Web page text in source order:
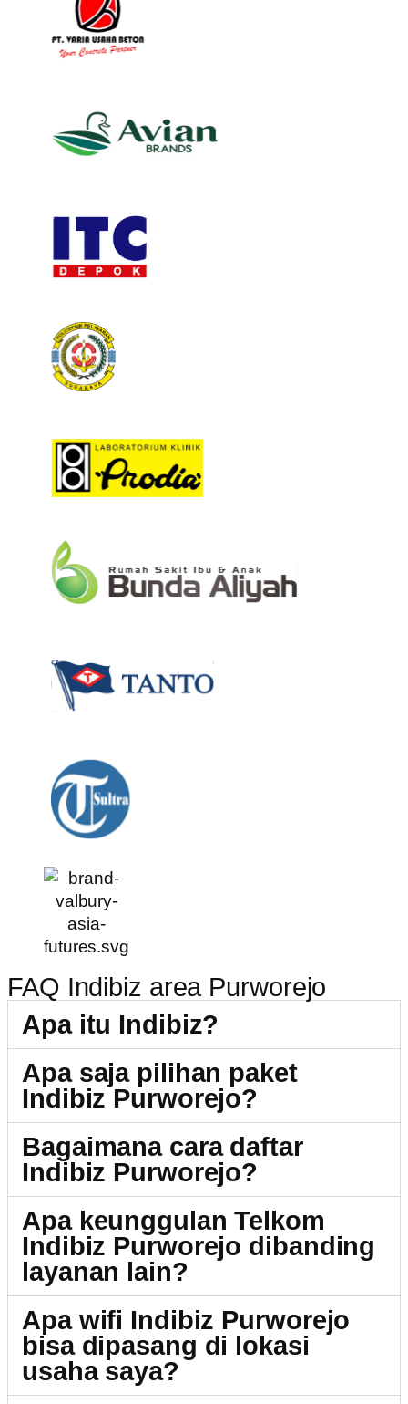
FAQ Indibiz area Purworejo
Apa itu Indibiz?
Apa saja pilihan paket
Indibiz Purworejo?
Bagaimana cara daftar
Indibiz Purworejo?
Apa keunggulan Telkom
Indibiz Purworejo dibanding
layanan lain?
Apa wifi Indibiz Purworejo
bisa dipasang di lokasi
usaha saya?